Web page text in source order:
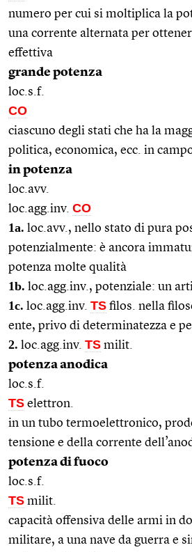
numero per cui si moltiplica la
una corrente alternata per
effettiva
grande potenza
loc.s.f.
CO
ciascuno degli stati che ha la
politica, economica, ecc. in
in potenza
loc.avv.
loc.agg.inv. CO
1a. loc.avv., nello stato di pura
potenzialmente: è ancora
potenza molte qualità
1b. loc.agg.inv., potenziale: un
1c. loc.agg.inv. TS filos. nella
ente, privo di determinatezza e
2. loc.agg.inv. TS milit.
potenza anodica
loc.s.f.
TS elettron.
in un tubo termoelettronico,
tensione e della corrente
potenza di fuoco
loc.s.f.
TS milit.
capacità offensiva delle armi in
militare, a una nave da guerra e